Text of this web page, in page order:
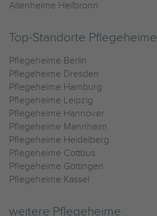
Altenheime Heilbronn
Top-Standorte Pflegeheime
Pflegeheime Berlin
Pflegeheime Dresden
Pflegeheime Hamburg
Pflegeheime Leipzig
Pflegeheime Hannover
Pflegeheime Mannheim
Pflegeheime Heidelberg
Pflegeheime Cottbus
Pflegeheime Göttingen
Pflegeheime Kassel
weitere Pflegeheime